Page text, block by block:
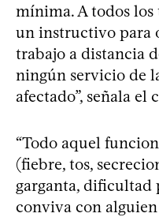
mínima. A todos los
un instructivo para
trabajo a distancia
ningún servicio de
afectado”, señala el
“Todo aquel
(fiebre, tos,
garganta, dificultad
conviva con